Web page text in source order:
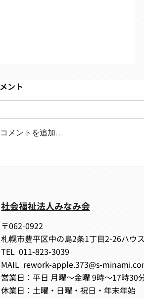
ント
コメントを追加…
社会福祉法人みなみ会
〒062-0922
札幌市豊平区中の島2条1丁目2-26ハウ
TEL 011-823-3039
MAIL rework-apple.373@s-
営業日：平日 月曜～金曜 9時～17時30
休業日：土曜・日曜・祝日・年末年始